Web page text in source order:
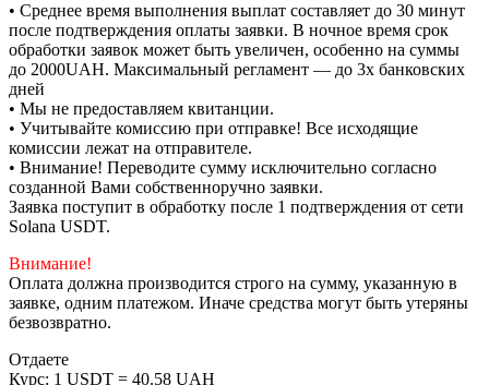
• Среднее время выполнения выплат составляет до 30 минут
после подтверждения оплаты заявки. В ночное время срок
обработки заявок может быть увеличен, особенно на суммы
до 2000UAH. Максимальный регламент — до 3х банковских
дней
• Мы не предоставляем квитанции.
• Учитывайте комиссию при отправке! Все исходящие
комиссии лежат на отправителе.
• Внимание! Переводите сумму исключительно согласно
созданной Вами собственноручно заявки.
Заявка поступит в обработку после 1 подтверждения от сети
Solana USDT.
Внимание!
Оплата должна производится строго на сумму, указанную в
заявке, одним платежом. Иначе средства могут быть утеряны
безвозвратно.
Отдаете
Курс: 1 USDT = 40.58 UAH